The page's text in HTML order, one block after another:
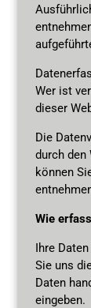
Wer ist
dieser
Die
durch den
können
Wie
Ihre
Sie uns
Daten
eingeben.